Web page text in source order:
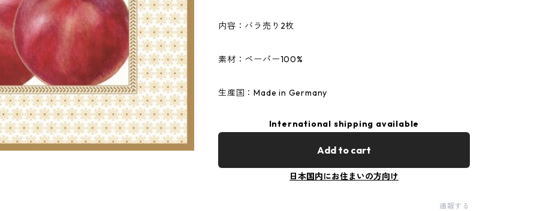
内容：バラ売り2枚
素材：ペーパー100%
生産国：Made in Germany
International shipping available
Add to cart
日本国内にお住まいの方向け
通報する